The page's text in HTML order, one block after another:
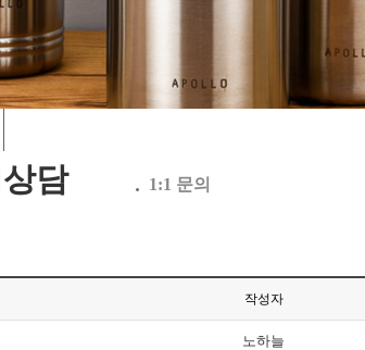
담 1:1 문의
작성자
노하늘